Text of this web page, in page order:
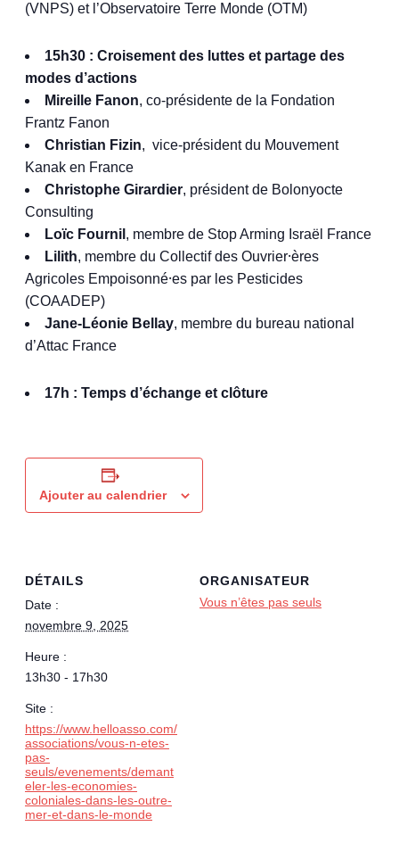
(VNPS) et l’Observatoire Terre Monde (OTM)
15h30 : Croisement des luttes et partage des
modes d’actions
Mireille Fanon, co-présidente de la Fondation
Frantz Fanon
Christian Fizin, vice-président du Mouvement
Kanak en France
Christophe Girardier, président de Bolonyocte
Consulting
Loïc Fournil , membre de Stop Arming Israël France
Lilith, membre du Collectif des Ouvrier⸱ères
Agricoles Empoisonné⸱es par les Pesticides
(COAADEP)
Jane-Léonie Bellay, membre du bureau national
d’Attac France
17h : Temps d’échange et clôture
Ajouter au calendrier
DÉTAILS
Date :
novembre 9, 2025
Heure :
13h30 - 17h30
Site :
https://www.helloasso.com/
associations/vous-n-etes-
pas-
seuls/evenements/demant
eler-les-economies-
coloniales-dans-les-outre-
mer-et-dans-le-monde
ORGANISATEUR
Vous n’êtes pas seuls